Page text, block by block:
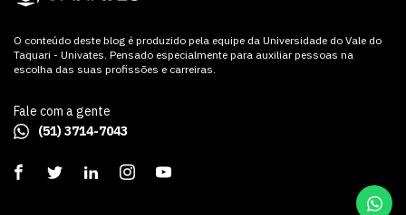
O conteúdo deste blog é produzido pela equipe da Universidade do Vale do
Taquari - Univates. Pensado especialmente para auxiliar pessoas na
escolha das suas profissões e carreiras.
Fale com a gente
(51) 3714-7043